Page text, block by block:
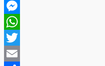
Facebook
Messenger
WhatsApp
Twitter